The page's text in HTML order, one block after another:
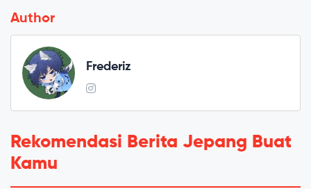
Author
Frederiz
Rekomendasi Berita Jepang Buat
Kamu